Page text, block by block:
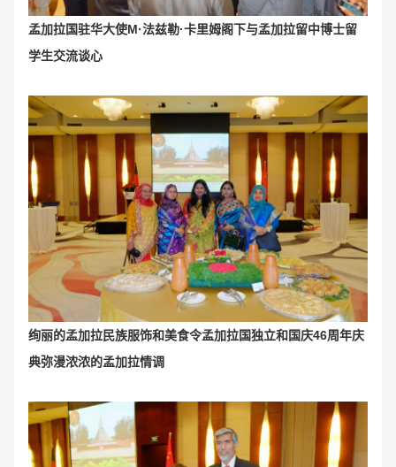
孟加拉国驻华大使M·法兹勒·卡里姆阁下与孟加拉留中博士留
学生交流谈心
绚丽的孟加拉民族服饰和美食令孟加拉国独立和国庆46周年庆
典弥漫浓浓的孟加拉情调